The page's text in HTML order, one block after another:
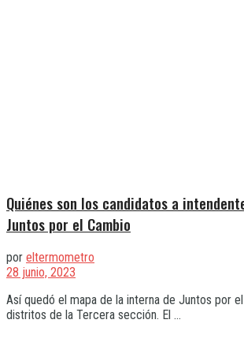
Quiénes son los candidatos a
Juntos por el Cambio
por eltermometro
28 junio, 2023
Así quedó el mapa de la interna de Juntos por
distritos de la Tercera sección. El ...